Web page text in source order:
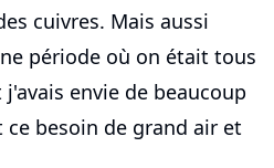
cuivres. Mais aussi
période où on était tous
envie de beaucoup
besoin de grand air et